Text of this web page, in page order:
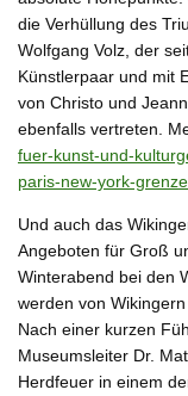
die Verhüllung des
Wolfgang Volz, der
Künstlerpaar und mit
von Christo und
ebenfalls vertreten.
fuer-kunst-und-
paris-new-york-
Und auch das
Angeboten für Groß
Winterabend bei den
werden von
Nach einer kurzen
Museumsleiter Dr.
Herdfeuer in einem